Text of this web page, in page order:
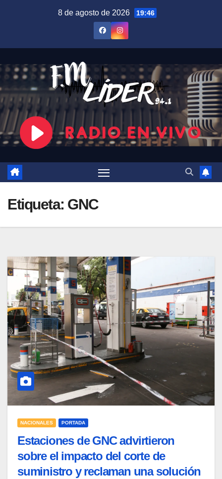
8 de agosto de 2026 19:46
Etiqueta: GNC
NACIONALES PORTADA
Estaciones de GNC advirtieron
sobre el impacto del corte de
suministro y reclaman una solución